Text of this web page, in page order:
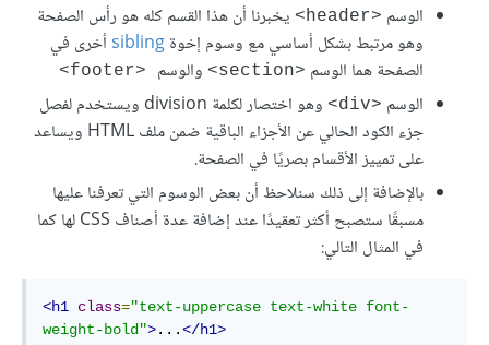
الوسم <header>
يخبرنا أن هذا القسم كله هو رأس الصفحة
وهو مرتبط بشكل أساسي مع وسوم إخوةsiblingأخرى في
الصفحة هما الوسم <section> والوسم <footer>
الوسم <div>
وهو اختصار لكلمة division ويستخدم لفصل
جزء الكود الحالي عن الأجزاء الباقية ضمن ملف HTML ويساعد
على تمييز الأقسام بصريًا في الصفحة.
بالإضافة إلى ذلك سنلاحظ أن بعض الوسوم التي تعرفنا عليها
مسبقًا ستصبح أكثر تعقيدًا عند إضافة عدة أصناف CSS لها كما
في المثال التالي:
<h1 class="text-uppercase text-white font-
weight-bold">...</h1>